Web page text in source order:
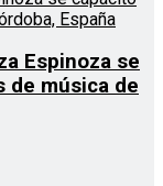
Espinoza se
de música de